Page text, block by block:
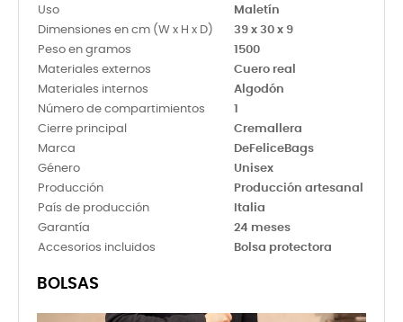
Uso
Maletín
Dimensiones en cm (W x H x D)
39 x 30 x 9
Peso en gramos
1500
Materiales externos
Cuero real
Materiales internos
Algodón
Número de compartimientos
1
Cierre principal
Cremallera
Marca
DeFeliceBags
Género
Unisex
Producción
Producción artesanal
País de producción
Italia
Garantía
24 meses
Accesorios incluidos
Bolsa protectora
BOLSAS